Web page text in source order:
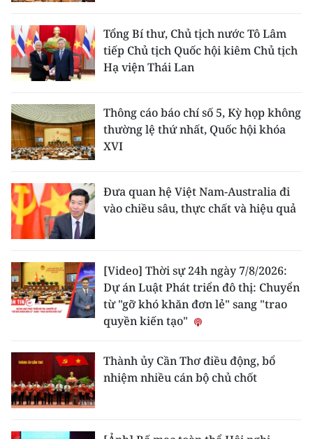
Tổng Bí thư, Chủ tịch nước Tô Lâm
tiếp Chủ tịch Quốc hội kiêm Chủ tịch
Hạ viện Thái Lan
Thông cáo báo chí số 5, Kỳ họp không
thường lệ thứ nhất, Quốc hội khóa
XVI
Đưa quan hệ Việt Nam-Australia đi
vào chiều sâu, thực chất và hiệu quả
[Video] Thời sự 24h ngày 7/8/2026:
Dự án Luật Phát triển đô thị: Chuyển
từ "gỡ khó khăn đơn lẻ" sang "trao
quyền kiến tạo"
Thành ủy Cần Thơ điều động, bổ
nhiệm nhiều cán bộ chủ chốt